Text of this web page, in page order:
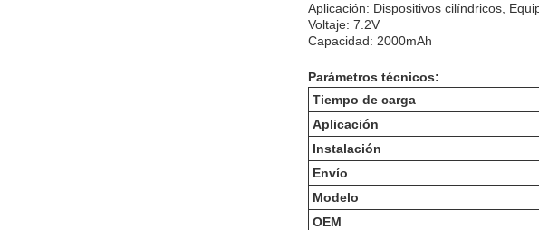
Aplicación: Dispositivos cilíndricos,
Voltaje: 7.2V
Capacidad: 2000mAh
Parámetros técnicos:
Tiempo de carga
Aplicación
Instalación
Envío
Modelo
OEM